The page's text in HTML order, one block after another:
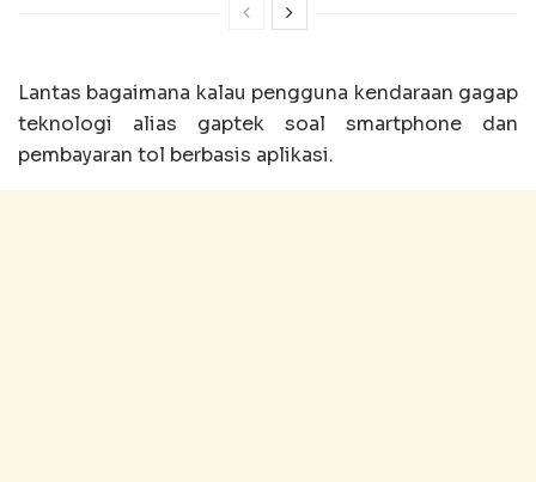
Lantas bagaimana kalau pengguna kendaraan gagap
teknologi alias gaptek soal smartphone dan
pembayaran tol berbasis aplikasi.